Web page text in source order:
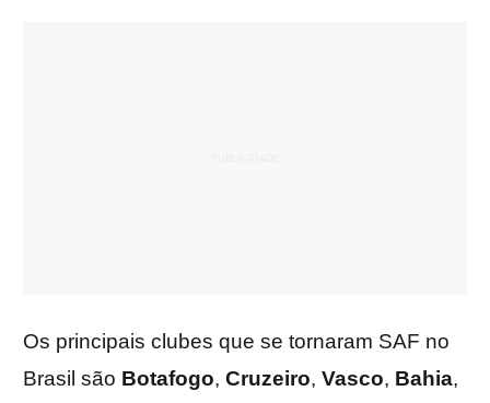
Os principais clubes que se tornaram SAF no
Brasil são Botafogo, Cruzeiro, Vasco, Bahia,